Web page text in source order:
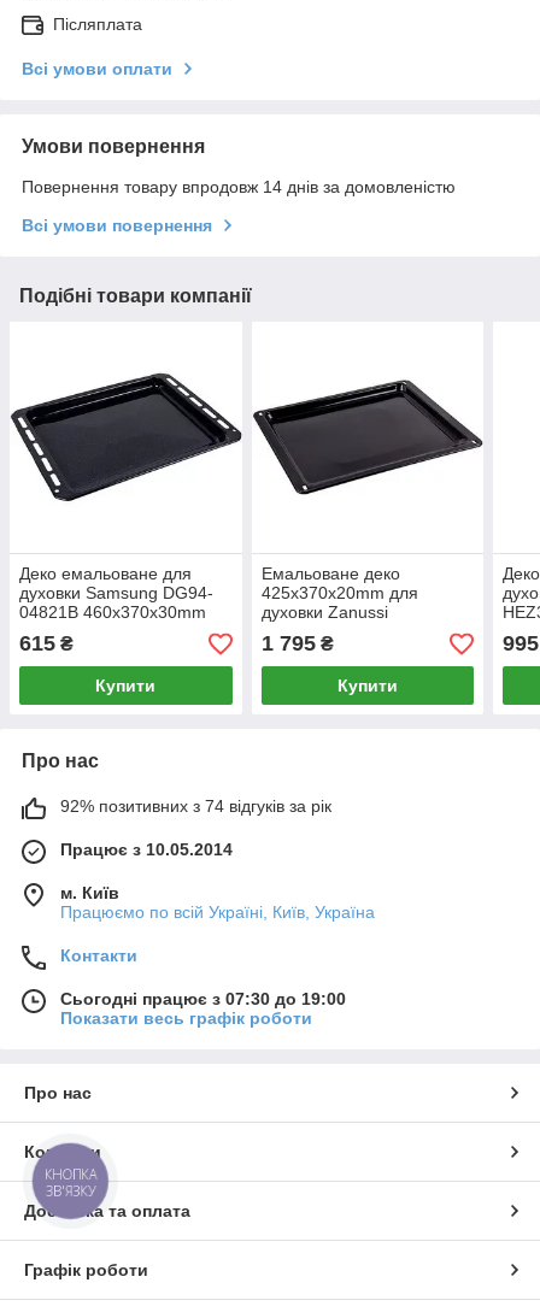
Післяплата
Всі умови оплати
Умови повернення
Повернення товару впродовж 14 днів за домовленістю
Всі умови повернення
Подібні товари компанії
Деко емальоване для
духовки Samsung DG94-
04821B 460x370x30mm
(ТОВАР З УЦІНКОЮ)
615 ₴
Купити
Емальоване деко
425x370x20mm для
духовки Zanussi
3531939233
1 795₴
Купити
995
Про нас
92% позитивних з 74 відгуків за рік
Працює з 10.05.2014
м. Київ
Працюємо по всій Україні, Київ, Україна
Контакти
Сьогодні працює з 07:30 до 19:00
Показати весь графік роботи
Про нас
Контакти
Доставка та оплата
Графік роботи
КНОПКА
ЗВ'ЯЗКУ